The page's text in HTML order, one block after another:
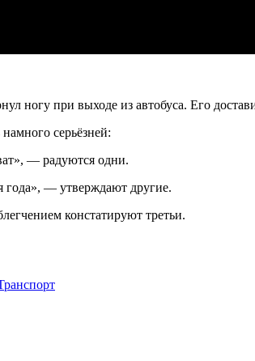
ногу при выходе из автобуса. Его
серьёзней:
— радуются одни.
— утверждают другие.
констатируют третьи.